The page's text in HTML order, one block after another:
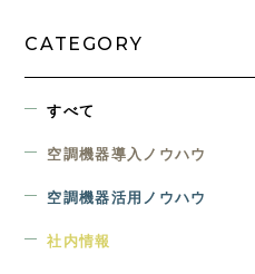
CATEGORY
すべて
空調機器導入ノウハウ
空調機器活用ノウハウ
社内情報